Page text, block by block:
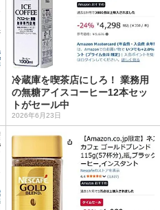
冷蔵庫を喫茶店にしろ！ 業務用
の無糖アイスコーヒー12本セッ
トがセール中
2026年6月23日